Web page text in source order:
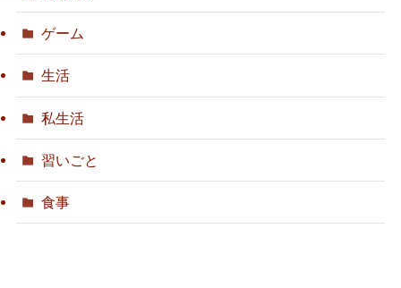
ゲーム
生活
私生活
習いごと
食事